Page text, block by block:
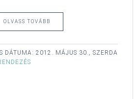
OLVASS TOVÁBB
DÁTUMA: 2012. MÁJUS 30., SZERDA